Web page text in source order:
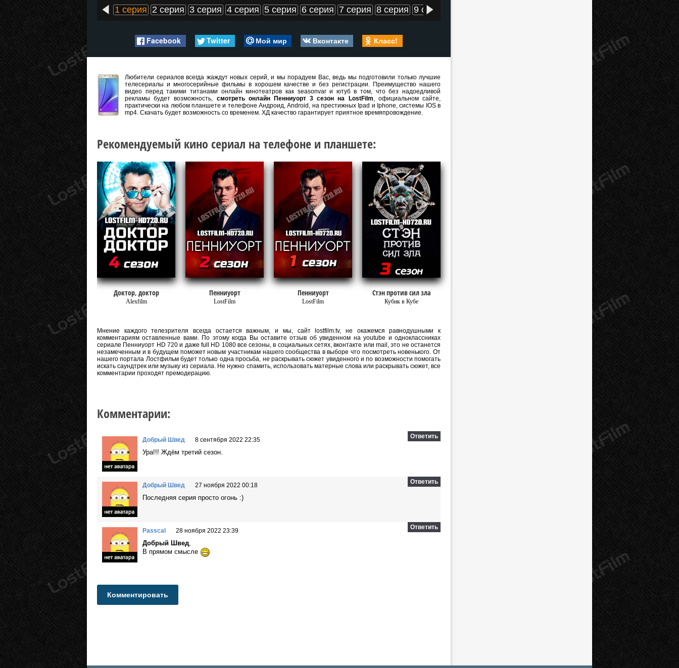
1 серия 2 серия 3 серия 4 серия 5 серия 6 серия 7 серия 8 серия 9 серия
Facebook Twitter Мой мир Вконтакте Класс!
Любители сериалов всегда жаждут новых серий, и мы порадуем Вас, ведь мы подготовили только лучшие
телесериалы и многосерийные фильмы в хорошем качестве и без регистрации. Преимущество нашего
видео перед такими титанами онлайн кинотеатров как seasonvar и ютуб в том, что без надоедливой
рекламы будет возможность, смотреть онлайн Пенниуорт 3 сезон на LostFilm, официальном сайте,
практически на любом планшете и телефоне Андроид, Android, на престижных Ipad и Iphone, системы IOS в
mp4. Скачать будет возможность со временем. ХД качество гарантирует приятное времяпровождение.
Рекомендуемый кино сериал на телефоне и планшете:
Доктор, доктор
Alexfilm
Пенниуорт
LostFilm
Пенниуорт
LostFilm
Стэн против сил зла
Кубик в Кубе
Мнение каждого телезрителя всегда остается важным, и мы, сайт lostfilm.tv, не окажемся равнодушными к
комментариям оставленные вами. По этому когда Вы оставите отзыв об увиденном на youtube и одноклассниках
сериале Пенниуорт HD 720 и даже full HD 1080 все сезоны, в социальных сетях, вконтакте или mail, это не останется
незамеченным и в будущем поможет новым участникам нашего сообщества в выборе что посмотреть новенького. От
нашего портала Лостфильм будет только одна просьба, не раскрывать сюжет увиденного и по возможности помогать
искать саундтрек или музыку из сериала. Не нужно спамить, использовать матерные слова или раскрывать сюжет, все
комментарии проходят премодерацию.
Комментарии:
Добрый Швед 8 сентября 2022 22:35 Ответить
Ура!!! Ждём третий сезон.
Добрый Швед 27 ноября 2022 00:18 Ответить
Последняя серия просто огонь :)
Passcal 28 ноября 2022 23:39 Ответить
Добрый Швед,
В прямом смысле
Комментировать